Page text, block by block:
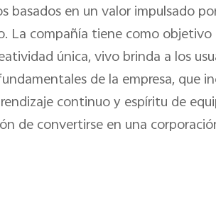
en un valor impulsado
La compañía tiene como
única, vivo brinda a los
de la empresa, que
continuo y espíritu de
de convertirse en una